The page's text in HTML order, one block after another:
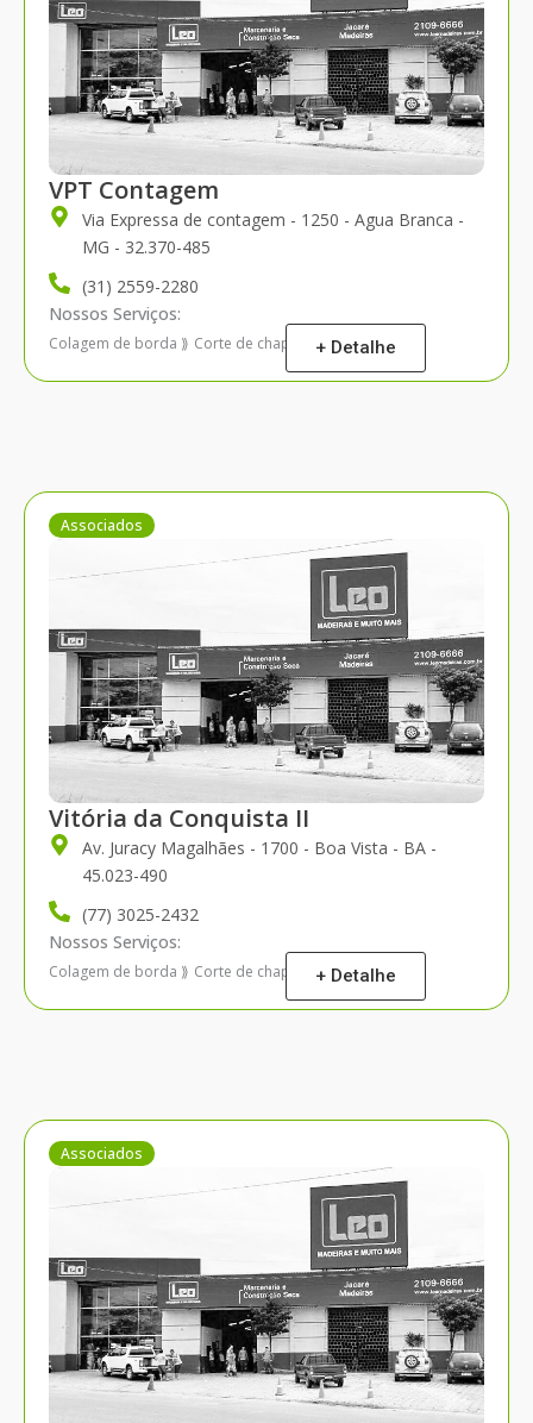
VPT Contagem
Via Expressa de contagem - 1250 - Agua Branca -
MG - 32.370-485
(31) 2559-2280
Nossos Serviços:
Colagem de borda ⟫ Corte de chapas ⟫ Plano de corte
+ Detalhe
Associados
Vitória da Conquista II
Av. Juracy Magalhães - 1700 - Boa Vista - BA -
45.023-490
(77) 3025-2432
Nossos Serviços:
Colagem de borda ⟫ Corte de chapas ⟫ Plano de corte
+ Detalhe
Associados